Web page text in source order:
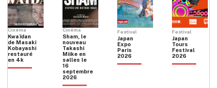
Cinéma
Kwaïdan
de Masaki
Kobayashi
restauré
en 4k
Cinéma
Sham, le
nouveau
Takashi
Miike en
salles le
16
septembre
2026
Festival
Japan
Expo
Paris
2026
Festival
Japan
Tours
Festival
2026